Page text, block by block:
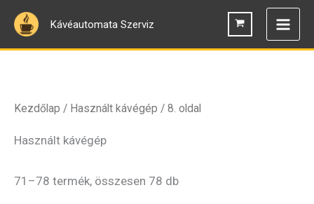
Skip
content
Kávéautomata Szerviz
Kezdőlap / Használt kávégép / 8. oldal
Használt kávégép
71–78 termék, összesen 78 db